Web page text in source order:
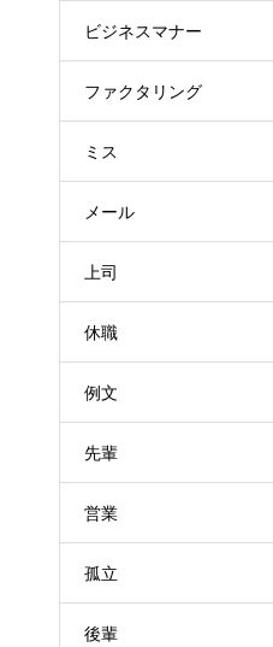
ビジネスマナー
ファクタリング
ミス
メール
上司
休職
例文
先輩
営業
孤立
後輩